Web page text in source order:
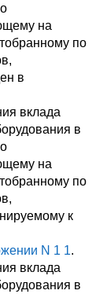
на
по
в
вклада
в
на
по
к
N 1 1.
вклада
в